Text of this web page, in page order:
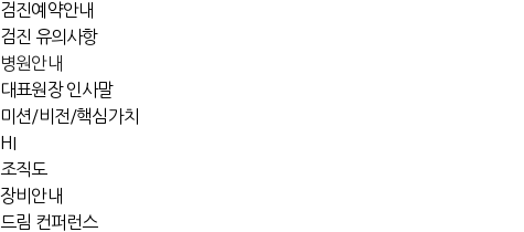
검진예약안내
검진 유의사항
병원안내
대표원장 인사말
미션/비전/핵심가치
HI
조직도
장비안내
드림 컨퍼런스